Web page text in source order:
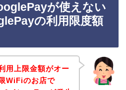
が使えない
の利用限度額
用上限金額がオー
WiFiのお店で